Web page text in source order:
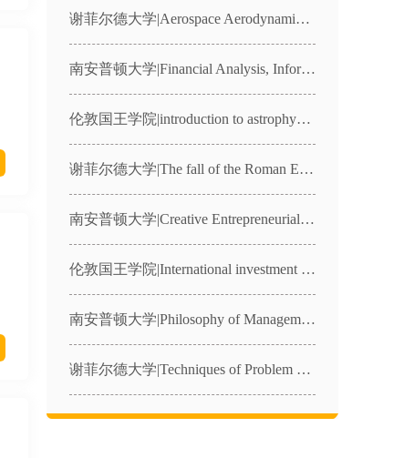
谢菲尔德大学|Aerospace Aerodynamics and Thermodynamics|AER11001课程辅导
南安普顿大学|Financial Analysis, Information and Markets|MANG3030课程辅导
伦敦国王学院|introduction to astrophysics|4CCP1987课程辅导
谢菲尔德大学|The fall of the Roman Empire in the West|HST236课程辅导
南安普顿大学|Creative Entrepreneurial Freelance Practice|CFP1课程辅导
伦敦国王学院|International investment law|7FFLA066课程辅导
南安普顿大学|Philosophy of Management and Organisations|MANG2057课程辅导
谢菲尔德大学|Techniques of Problem Solving in Physics|PHY340课程辅导